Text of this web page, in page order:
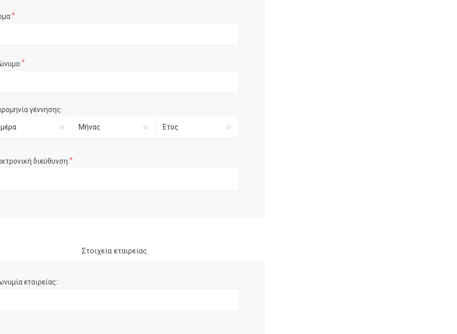
*
*
γέννησης:
διεύθυνση:*
Στοιχεία εταιρείας
εταιρείας: